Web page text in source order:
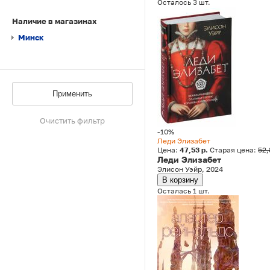
Наличие в магазинах
Минск
Применить
Очистить фильтр
Осталось 3 шт.
-10%
Леди Элизабет
Цена: 47,53 р. Старая цена:
Леди Элизабет
Элисон Уэйр, 2024
В корзину
Осталась 1 шт.